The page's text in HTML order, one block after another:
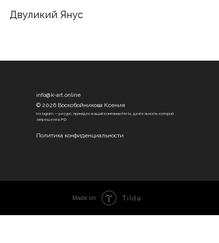
Двуликий Янус
Instagram — ресурс, принадлежащий компании Meta, деятельность которой
запрещена в РФ.
© 2026 Воскобойникова Ксения
info@k-art.online
Политика конфиденциальности
Made on Tilda